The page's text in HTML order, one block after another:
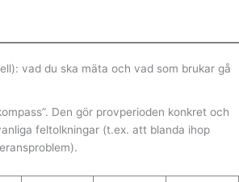
vad du ska mäta och vad som brukar gå
Den gör provperioden konkret och
feltolkningar (t.ex. att blanda ihop